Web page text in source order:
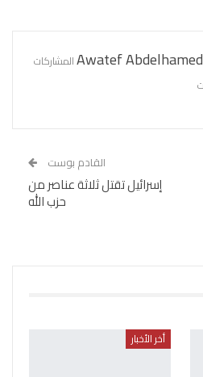
Awatef Abdelhamed
القادم بوست
إسرائيل تقتل ثلاثة عناصر من
حزب الله
أخر الأخبار